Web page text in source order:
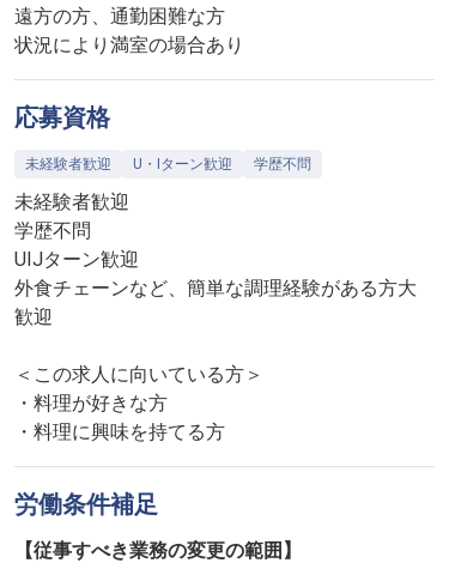
遠方の方、通勤困難な方
状況により満室の場合あり
応募資格
未経験者歓迎 U・Iターン歓迎 学歴不問
未経験者歓迎
学歴不問
UIJターン歓迎
外食チェーンなど、簡単な調理経験がある方大
歓迎
＜この求人に向いている方＞
・料理が好きな方
・料理に興味を持てる方
労働条件補足
【従事すべき業務の変更の範囲】